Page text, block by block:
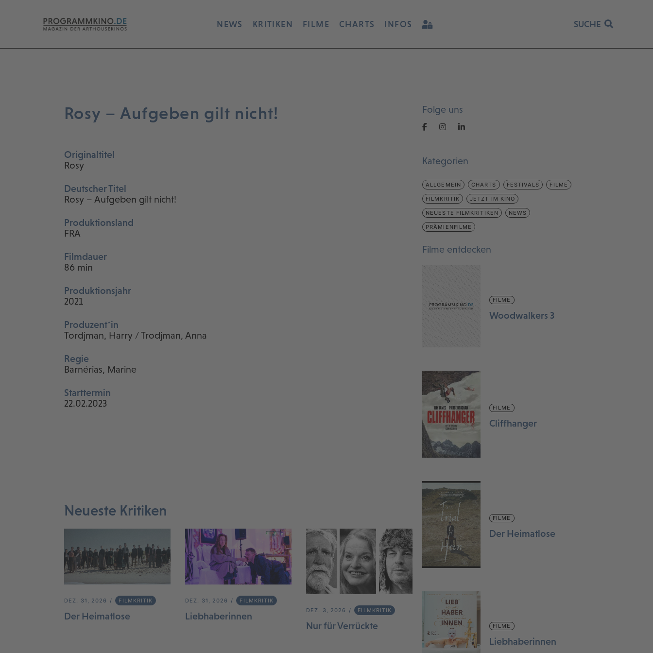
NEWS KRITIKEN FILME CHARTS INFOS SUCHE
Rosy – Aufgeben gilt nicht!
Originaltitel
Rosy
Deutscher Titel
Rosy – Aufgeben gilt nicht!
Produktionsland
FRA
Filmdauer
86 min
Produktionsjahr
2021
Produzent*in
Tordjman, Harry / Trodjman, Anna
Regie
Barnérias, Marine
Starttermin
22.02.2023
Neueste Kritiken
DEZ. 31, 2026 FILMKRITIK
Der Heimatlose
DEZ. 31, 2026 FILMKRITIK
Liebhaberinnen
DEZ. 3, 2026 FILMKRITIK
Nur für Verrückte
Folge uns
Kategorien
ALLGEMEIN CHARTS FESTIVALS FILME
FILMKRITIK JETZT IM KINO
NEUESTE FILMKRITIKEN NEWS
PRÄMIENFILME
Filme entdecken
FILME
Woodwalkers 3
FILME
Cliffhanger
FILME
Der Heimatlose
FILME
Liebhaberinnen